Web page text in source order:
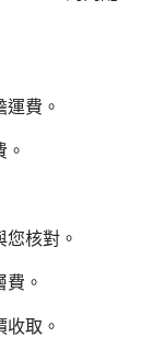
費。
核對。
。
取。